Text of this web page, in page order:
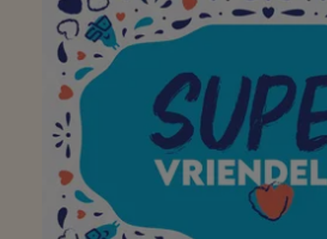
Aan mijn
buurtsuper
dagelijks in te
voor een
buurt(super)!